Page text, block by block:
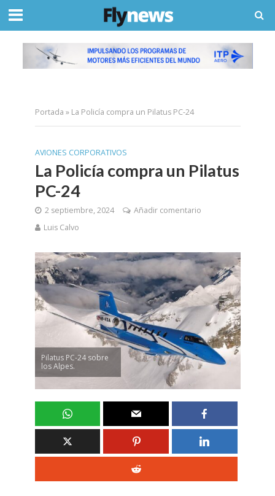
Portada » La Policía compra un Pilatus PC-24
AVIONES CORPORATIVOS
La Policía compra un Pilatus
PC-24
2 septiembre, 2024
Añadir comentario
Luis Calvo
Pilatus PC-24 sobre
los Alpes.